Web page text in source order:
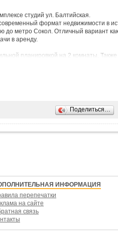
студий ул. Балтийская.
формат недвижимости в
до метро Сокол. Отличный вариант
в аренду.
планировкой на 2 комнаты.
кухонного гарнитура
отделкой, где расположена уютная
(оформление в собственность) ,
Поделиться…
ИНФОРМАЦИЯ
перепечатки
на сайте
связь